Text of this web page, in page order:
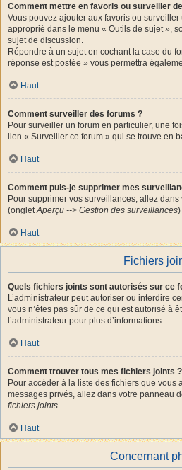
Comment mettre en favoris ou surveiller
Vous pouvez ajouter aux favoris ou
approprié dans le menu « Outils de sujet »,
sujet de discussion.
Répondre à un sujet en cochant la case du
réponse est postée » vous permettra
Haut
Comment surveiller des forums ?
Pour surveiller un forum en particulier, une
lien « Surveiller ce forum » qui se trouve en
Haut
Comment puis-je supprimer mes
Pour supprimer vos surveillances, allez
(ongletAperçu --> Gestion des surveillances)
Haut
Fichiers
Quels fichiers joints sont autorisés sur ce
L’administrateur peut autoriser ou interdire
vous n’êtes pas sûr de ce qui est autorisé à
l’administrateur pour plus d’informations.
Haut
Comment trouver tous mes fichiers joints ?
Pour accéder à la liste des fichiers que vous
messages privés, allez dans votre panneau
fichiers joints.
Haut
Concernant